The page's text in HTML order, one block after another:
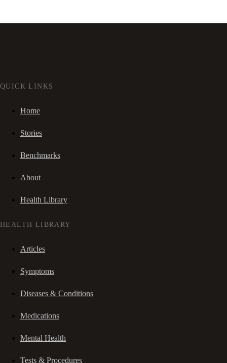
QUICK LINKS
Home
Stories
Benchmarks
About
Health Library
HEALTH LIBRARY
Articles
Symptoms
Diseases & Conditions
Medications
Mental Health
Tests & Procedures